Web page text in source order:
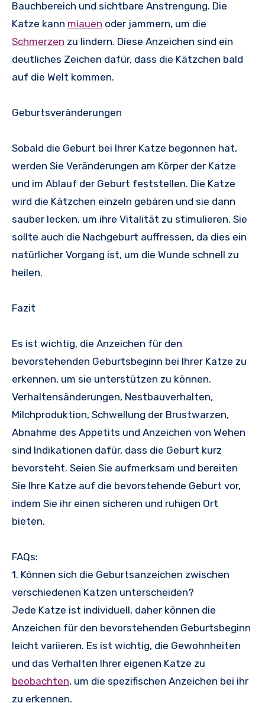
Bauchbereich und sichtbare Anstrengung. Die
Katze kann miauen oder jammern, um die
Schmerzen zu lindern. Diese Anzeichen sind ein
deutliches Zeichen dafür, dass die Kätzchen bald
auf die Welt kommen.
Geburtsveränderungen
Sobald die Geburt bei Ihrer Katze begonnen hat,
werden Sie Veränderungen am Körper der Katze
und im Ablauf der Geburt feststellen. Die Katze
wird die Kätzchen einzeln gebären und sie dann
sauber lecken, um ihre Vitalität zu stimulieren. Sie
sollte auch die Nachgeburt auffressen, da dies ein
natürlicher Vorgang ist, um die Wunde schnell zu
heilen.
Fazit
Es ist wichtig, die Anzeichen für den
bevorstehenden Geburtsbeginn bei Ihrer Katze zu
erkennen, um sie unterstützen zu können.
Verhaltensänderungen, Nestbauverhalten,
Milchproduktion, Schwellung der Brustwarzen,
Abnahme des Appetits und Anzeichen von Wehen
sind Indikationen dafür, dass die Geburt kurz
bevorsteht. Seien Sie aufmerksam und bereiten
Sie Ihre Katze auf die bevorstehende Geburt vor,
indem Sie ihr einen sicheren und ruhigen Ort
bieten.
FAQs:
1. Können sich die Geburtsanzeichen zwischen
verschiedenen Katzen unterscheiden?
Jede Katze ist individuell, daher können die
Anzeichen für den bevorstehenden Geburtsbeginn
leicht variieren. Es ist wichtig, die Gewohnheiten
und das Verhalten Ihrer eigenen Katze zu
beobachten, um die spezifischen Anzeichen bei ihr
zu erkennen.